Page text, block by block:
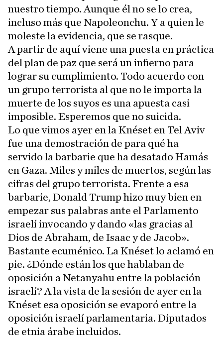
nuestro tiempo. Aunque él no se lo crea,
incluso más que Napoleonchu. Y a quien le
moleste la evidencia, que se rasque.
A partir de aquí viene una puesta en práctica
del plan de paz que será un infierno para
lograr su cumplimiento. Todo acuerdo con
un grupo terrorista al que no le importa la
muerte de los suyos es una apuesta casi
imposible. Esperemos que no suicida.
Lo que vimos ayer en la Knéset en Tel Aviv
fue una demostración de para qué ha
servido la barbarie que ha desatado Hamás
en Gaza. Miles y miles de muertos, según las
cifras del grupo terrorista. Frente a esa
barbarie, Donald Trump hizo muy bien en
empezar sus palabras ante el Parlamento
israelí invocando y dando «las gracias al
Dios de Abraham, de Isaac y de Jacob».
Bastante ecuménico. La Knéset lo aclamó en
pie. ¿Dónde están los que hablaban de
oposición a Netanyahu entre la población
israelí? A la vista de la sesión de ayer en la
Knéset esa oposición se evaporó entre la
oposición israelí parlamentaria. Diputados
de etnia árabe incluidos.